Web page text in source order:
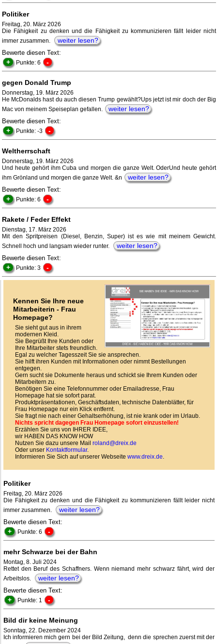
Politiker
Freitag, 20. März 2026
Die Fähigkeit zu denken und die Fähigkeit zu kommunizieren fällt leider nicht
immer zusammen.
weiter lesen?
Bewerte diesen Text:
+ Punkte: 6 -
gegen Donald Trump
Donnerstag, 19. März 2026
He McDonalds hast du auch diesen Trump gewählt?Ups jetzt ist mir doch der Big
Mac von meinem Speiseplan gefallen.
weiter lesen?
Bewerte diesen Text:
+ Punkte: -3 -
Weltherrschaft
Donnerstag, 19. März 2026
Und heute gehört ihm Cuba und morgen die ganze Welt. OderUnd heute gehört
ihm Grönland und morgen die ganze Welt. &n
weiter lesen?
Bewerte diesen Text:
+ Punkte: 6 -
Rakete / Feder Effekt
Dienstag, 17. März 2026
Mit den Spritpreisen (Diesel, Benzin, Super) ist es wie mit meinem Gewicht.
Schnell hoch und langsam wieder runter.
weiter lesen?
Bewerte diesen Text:
+ Punkte: 3 -
Kennen Sie Ihre neue
Mitarbeiterin - Frau
Homepage?
Sie sieht gut aus in ihrem
modernen Kleid.
Sie Begrüßt Ihre Kunden oder
Ihre Mitarbeiter stets freundlich.
Egal zu welcher Tagesszeit Sie sie ansprechen.
Sie hilft ihren Kunden mit Informationen oder nimmt Bestellungen
entgegen.
Gern sucht sie Dokumente heraus und schickt sie Ihrem Kunden oder
Mitarbeitern zu.
Benötigen Sie eine Telefonnummer oder Emailadresse, Frau
Homepage hat sie sofort parat.
Produktpräsentationen, Geschäftsdaten, technische Datenblätter, für
Frau Homepage nur ein Klick entfernt.
Sie fragt nie nach einer Gehaltserhöhung, ist nie krank oder im Urlaub.
Nichts spricht dagegen Frau Homepage sofort einzustellen!
Erzählen Sie uns von IHRER IDEE,
wir HABEN DAS KNOW HOW
Nutzen Sie dazu unsere Mail roland@dreix.de
Oder unser Kontaktformular.
Informieren Sie Sich auf unserer Webseite www.dreix.de.
Politiker
Freitag, 20. März 2026
Die Fähigkeit zu denken und die Fähigkeit zu kommunizieren fällt leider nicht
immer zusammen.
weiter lesen?
Bewerte diesen Text:
+ Punkte: 6 -
mehr Schwarze bei der Bahn
Montag, 8. Juli 2024
Rettet den Beruf des Schaffners. Wenn niemand mehr schwarz fährt, wird der
Arbeitslos.
weiter lesen?
Bewerte diesen Text:
+ Punkte: 1 -
Bild dir keine Meinung
Sonntag, 22. Dezember 2024
Ich informieren mich gern bei der Bild Zeitung, denn die sprechen zuerst mit der